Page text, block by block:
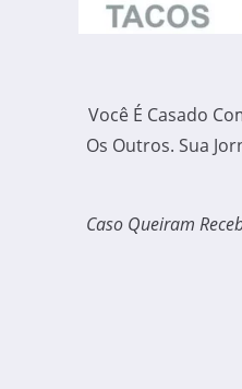
Você É Casado
Os Outros. Sua
Caso Queiram